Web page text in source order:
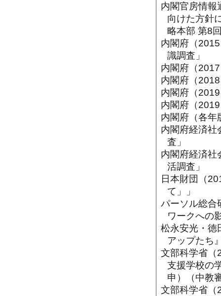
内閣官房情報
向けた方針
略本部 第8
内閣府（
識調査」
内閣府（
内閣府（
内閣府（
内閣府（
内閣府（各年
内閣府経済社
査」
内閣府経済社
活調査」
日本財団（
て」」
パーソル総合
ワークへの
松永安光・徳
アップたち
文部科学省（
支援学校の
申）（中教
文部科学省（